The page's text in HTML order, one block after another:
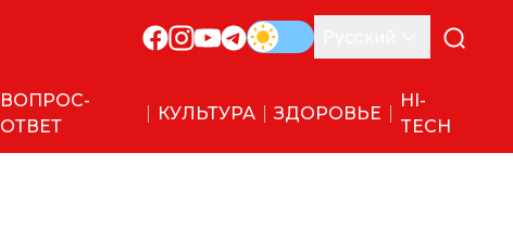
ВОПРОС-
ОТВЕТ
КУЛЬТУРА ЗДОРОВЬЕ
HI-
TECH